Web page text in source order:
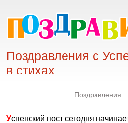
Поздравления с
в стихах
Поздравления:
Успенский пост сегодня